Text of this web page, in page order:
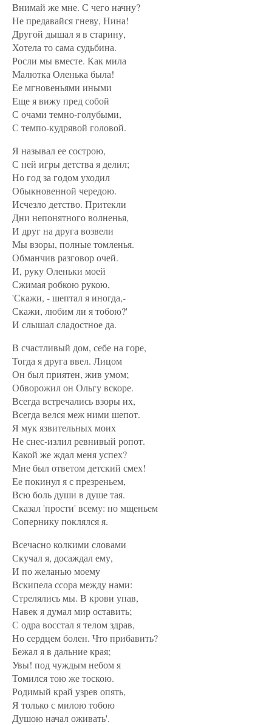
Внимай же мне. С чего начну?
Не предавайся гневу, Нина!
Другой дышал я в старину,
Хотела то сама судьбина.
Росли мы вместе. Как мила
Малютка Оленька была!
Ее мгновеньями иными
Еще я вижу пред собой
С очами темно-голубыми,
С темпо-кудрявой головой.
Я называл ее сострою,
С ней игры детства я делил;
Но год за годом уходил
Обыкновенной чередою.
Исчезло детство. Притекли
Дни непонятного волненья,
И друг на друга возвели
Мы взоры, полные томленья.
Обманчив разговор очей.
И, руку Оленьки моей
Сжимая робкою рукою,
'Скажи, - шептал я иногда,-
Скажи, любим ли я тобою?'
И слышал сладостное да.
В счастливый дом, себе на горе,
Тогда я друга ввел. Лицом
Он был приятен, жив умом;
Обворожил он Ольгу вскоре.
Всегда встречались взоры их,
Всегда велся меж ними шепот.
Я мук язвительных моих
Не снес-излил ревнивый ропот.
Какой же ждал меня успех?
Мне был ответом детский смех!
Ее покинул я с презреньем,
Всю боль души в душе тая.
Сказал 'прости' всему: но мщеньем
Сопернику поклялся я.
Всечасно колкими словами
Скучал я, досаждал ему,
И по желанью моему
Вскипела ссора между нами:
Стрелялись мы. В крови упав,
Навек я думал мир оставить;
С одра восстал я телом здрав,
Но сердцем болен. Что прибавить?
Бежал я в дальние края;
Увы! под чуждым небом я
Томился тою же тоскою.
Родимый край узрев опять,
Я только с милою тобою
Душою начал оживать'.